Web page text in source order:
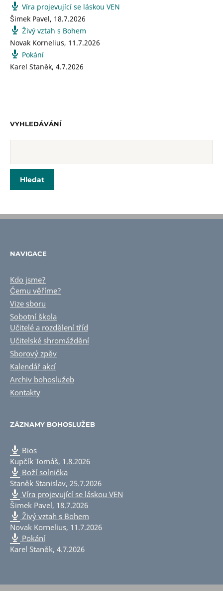
Víra projevující se láskou VEN
Šimek Pavel, 18.7.2026
Živý vztah s Bohem
Novak Kornelius, 11.7.2026
Pokání
Karel Staněk, 4.7.2026
VYHLEDÁVÁNÍ
NAVIGACE
Kdo jsme?
Čemu věříme?
Vize sboru
Sobotní škola
Učitelé a rozdělení tříd
Učitelské shromáždění
Sborový zpěv
Kalendář akcí
Archiv bohoslužeb
Kontakty
ZÁZNAMY BOHOSLUŽEB
Bios
Kupčík Tomáš, 1.8.2026
Boží solnička
Staněk Stanislav, 25.7.2026
Víra projevující se láskou VEN
Šimek Pavel, 18.7.2026
Živý vztah s Bohem
Novak Kornelius, 11.7.2026
Pokání
Karel Staněk, 4.7.2026